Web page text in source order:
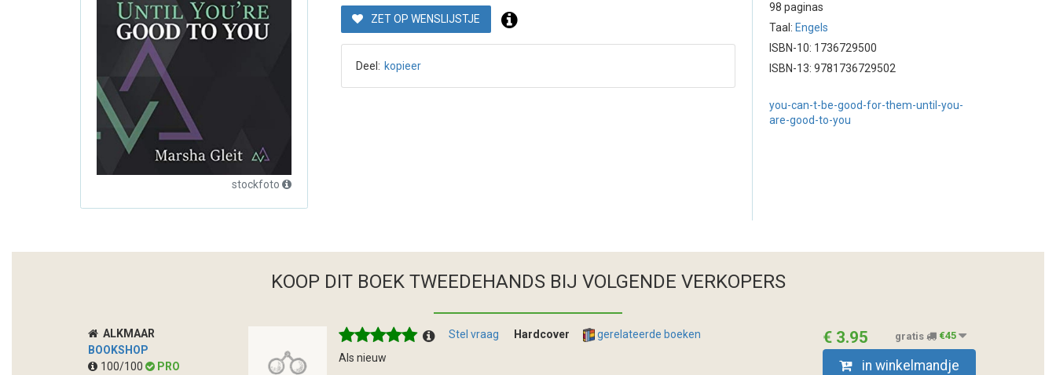
stockfoto
ZET OP WENSLIJSTJE
Deel: kopieer
98 paginas
Taal: Engels
ISBN-10: 1736729500
ISBN-13: 9781736729502
you-can-t-be-good-for-them-until-you-
are-good-to-you
KOOP DIT BOEK TWEEDEHANDS BIJ VOLGENDE VERKOPERS
ALKMAAR
BOOKSHOP
100/100
PRO
Stel vraag Hardcover
gerelateerde boeken
Als nieuw
€ 3.95 gratis €45
in winkelmandje